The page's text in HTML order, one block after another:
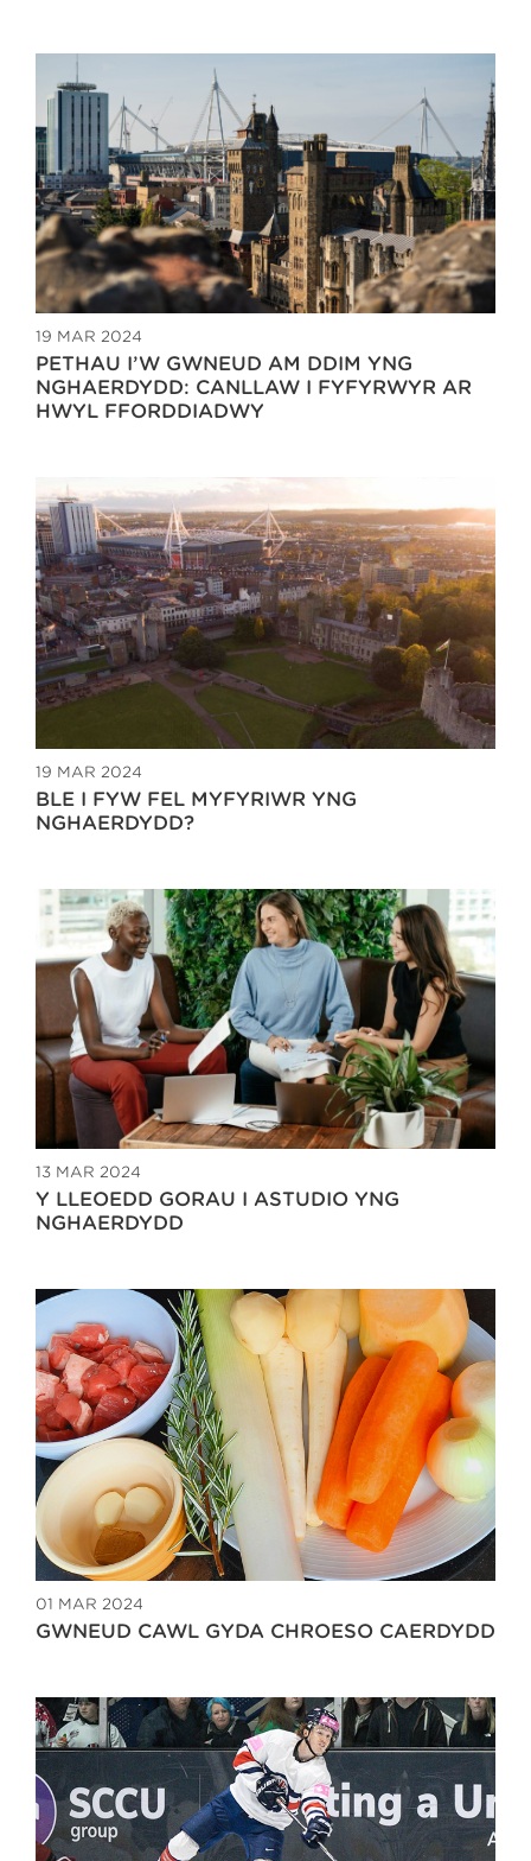
19 MAR 2024
PETHAU I’W GWNEUD AM DDIM YNG
NGHAERDYDD: CANLLAW I FYFYRWYR AR
HWYL FFORDDIADWY
19 MAR 2024
BLE I FYW FEL MYFYRIWR YNG
NGHAERDYDD?
13 MAR 2024
Y LLEOEDD GORAU I ASTUDIO YNG
NGHAERDYDD
01 MAR 2024
GWNEUD CAWL GYDA CHROESO CAERDYDD